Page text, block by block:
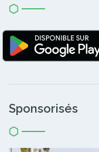
Sponsorisés